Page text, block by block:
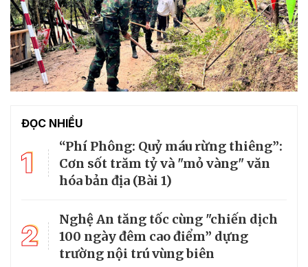
ĐỌC NHIỀU
1
“Phí Phông: Quỷ máu rừng thiêng”:
Cơn sốt trăm tỷ và "mỏ vàng" văn
hóa bản địa (Bài 1)
2
Nghệ An tăng tốc cùng "chiến dịch
100 ngày đêm cao điểm” dựng
trường nội trú vùng biên